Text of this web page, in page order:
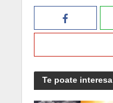
Te poate interesa